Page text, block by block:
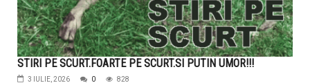
STIRI PE SCURT.FOARTE PE SCURT.SI PUTIN UMOR!!!
3 IULIE, 2026 0 828